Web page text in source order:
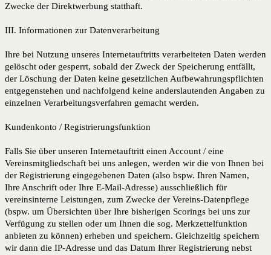
Zwecke der Direktwerbung statthaft.
III. Informationen zur Datenverarbeitung
Ihre bei Nutzung unseres Internetauftritts verarbeiteten Daten werden
gelöscht oder gesperrt, sobald der Zweck der Speicherung entfällt,
der Löschung der Daten keine gesetzlichen Aufbewahrungspflichten
entgegenstehen und nachfolgend keine anderslautenden Angaben zu
einzelnen Verarbeitungsverfahren gemacht werden.
Kundenkonto / Registrierungsfunktion
Falls Sie über unseren Internetauftritt einen Account / eine
Vereinsmitgliedschaft bei uns anlegen, werden wir die von Ihnen bei
der Registrierung eingegebenen Daten (also bspw. Ihren Namen,
Ihre Anschrift oder Ihre E-Mail-Adresse) ausschließlich für
vereinsinterne Leistungen, zum Zwecke der Vereins-Datenpflege
(bspw. um Übersichten über Ihre bisherigen Scorings bei uns zur
Verfügung zu stellen oder um Ihnen die sog. Merkzettelfunktion
anbieten zu können) erheben und speichern. Gleichzeitig speichern
wir dann die IP-Adresse und das Datum Ihrer Registrierung nebst